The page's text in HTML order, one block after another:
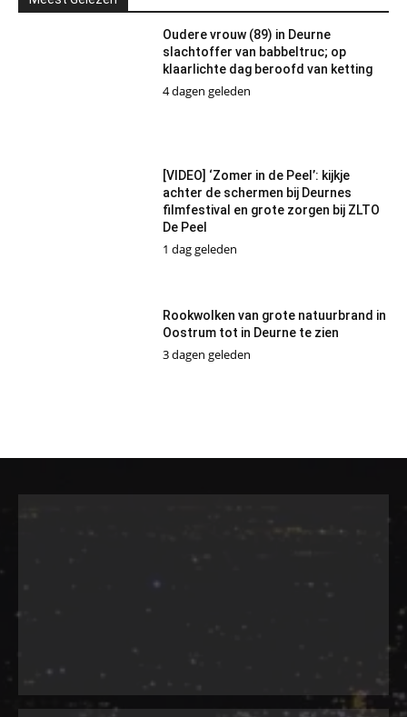
Oudere vrouw (89) in Deurne
slachtoffer van babbeltruc; op
klaarlichte dag beroofd van ketting
4 dagen geleden
[VIDEO] ‘Zomer in de Peel’: kijkje
achter de schermen bij Deurnes
filmfestival en grote zorgen bij ZLTO
De Peel
1 dag geleden
Rookwolken van grote natuurbrand in
Oostrum tot in Deurne te zien
3 dagen geleden